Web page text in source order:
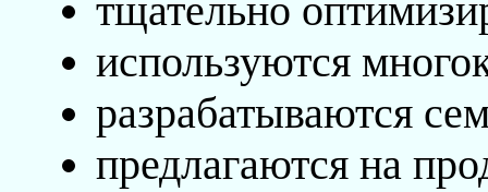
тщательно
используются
разрабатываются
предлагаются на